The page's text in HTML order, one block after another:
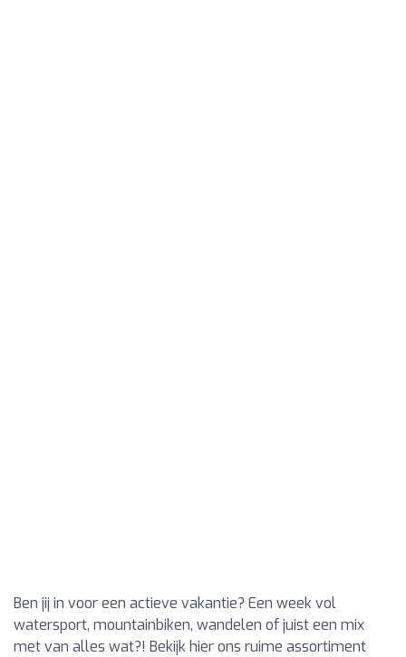
Ben jij in voor een actieve vakantie? Een week vol
watersport, mountainbiken, wandelen of juist een mix
met van alles wat?! Bekijk hier ons ruime assortiment